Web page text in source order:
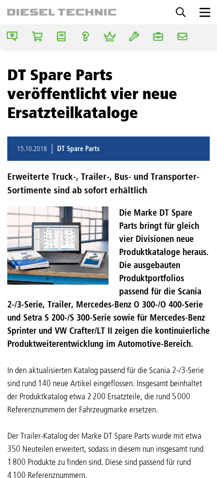
DT Spare Parts
veröffentlicht vier neue
Ersatzteilkataloge
15.10.2018 DT Spare Parts
Erweiterte Truck-, Trailer-, Bus- und Transporter-
Sortimente sind ab sofort erhältlich
Die Marke DT Spare
Parts bringt für gleich
vier Divisionen neue
Produktkataloge heraus.
Die ausgebauten
Produktportfolios
passend für die Scania
2-/3-Serie, Trailer, Mercedes-Benz O 300-/O 400-Serie
und Setra S 200-/S 300-Serie sowie für Mercedes-Benz
Sprinter und VW Crafter/LT II zeigen die kontinuierliche
Produktweiterentwicklung im Automotive-Bereich.
In den aktualisierten Katalog passend für die Scania 2-/3-Serie
sind rund 140 neue Artikel eingeflossen. Insgesamt beinhaltet
der Produktkatalog etwa 2 200 Ersatzteile, die rund 5 000
Referenznummern der Fahrzeugmarke ersetzen.
Der Trailer-Katalog der Marke DT Spare Parts wurde mit etwa
350 Neuteilen erweitert, sodass in diesem nun insgesamt rund
1 800 Produkte zu finden sind. Diese sind passend für rund
4 100 Referenznummern.